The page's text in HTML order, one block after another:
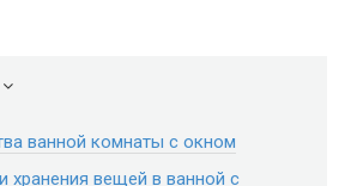
ванной комнаты с окном
хранения вещей в ванной с